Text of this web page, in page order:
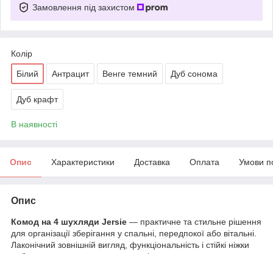
Замовлення під захистом
Колір
Білий Антрацит Венге темний Дуб сонома
Дуб крафт
В наявності
Опис Характеристики Доставка Оплата Умови
Опис
Комод на 4 шухляди Jersie — практичне та стильне рішення
для організації зберігання у спальні, передпокої або вітальні.
Лаконічний зовнішній вигляд, функціональність і стійкі ніжки